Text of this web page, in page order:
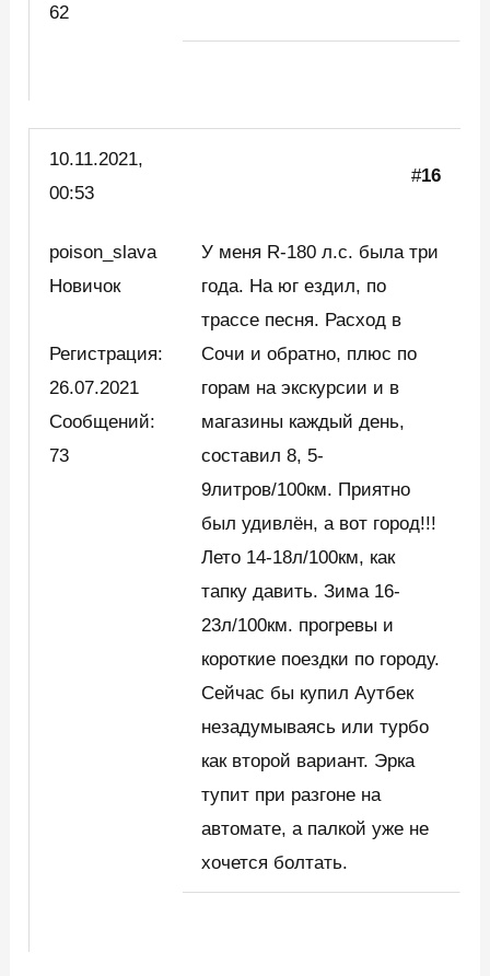
62
10.11.2021,
00:53
#16
poison_slava
Новичок
Регистрация:
26.07.2021
Сообщений:
73
У меня R-180 л.с. была три
года. На юг ездил, по
трассе песня. Расход в
Сочи и обратно, плюс по
горам на экскурсии и в
магазины каждый день,
составил 8, 5-
9литров/100км. Приятно
был удивлён, а вот город!!!
Лето 14-18л/100км, как
тапку давить. Зима 16-
23л/100км. прогревы и
короткие поездки по городу.
Сейчас бы купил Аутбек
незадумываясь или турбо
как второй вариант. Эрка
тупит при разгоне на
автомате, а палкой уже не
хочется болтать.